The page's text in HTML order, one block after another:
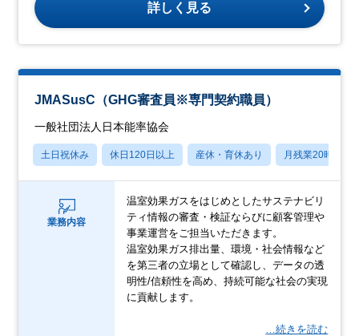
詳しく見る
JMASusC（GHG審査員※専門契約職員）
一般社団法人日本能率協会
土日祝休み 休日120日以上 産休・育休あり 月残業20時間以
業務内容
温室効果ガスをはじめとしたサステナビリ
ティ情報の審査・検証ならびに顧客管理や
事業運営をご担当いただきます。
温室効果ガス排出量、環境・社会情報など
を第三者の立場として確認し、データの透
明性/信頼性を高め、持続可能な社会の実現
に貢献します。
…続きを読む